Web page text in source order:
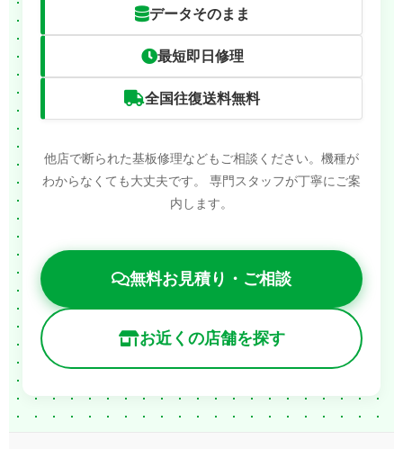
データそのまま
最短即日修理
全国往復送料無料
他店で断られた基板修理などもご相談ください。機種が
わからなくても大丈夫です。
専門スタッフが丁寧にご案
内します。
無料お見積り・ご相談
お近くの店舗を探す